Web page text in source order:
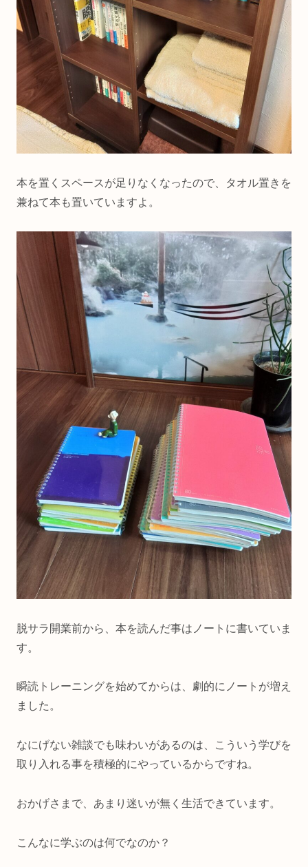
本を置くスペースが足りなくなったので、タオル置きを
兼ねて本も置いていますよ。
脱サラ開業前から、本を読んだ事はノートに書いていま
す。
瞬読トレーニングを始めてからは、劇的にノートが増え
ました。
なにげない雑談でも味わいがあるのは、こういう学びを
取り入れる事を積極的にやっているからですね。
おかげさまで、あまり迷いが無く生活できています。
こんなに学ぶのは何でなのか？